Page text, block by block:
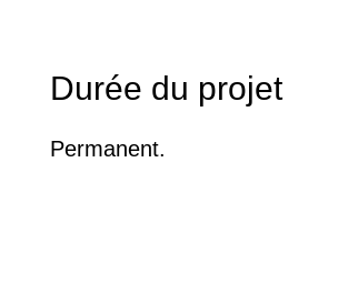
Durée du projet
Permanent.